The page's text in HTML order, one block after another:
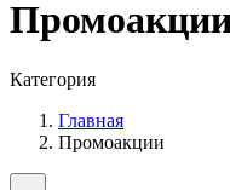
Категория
Главная
Промоакции